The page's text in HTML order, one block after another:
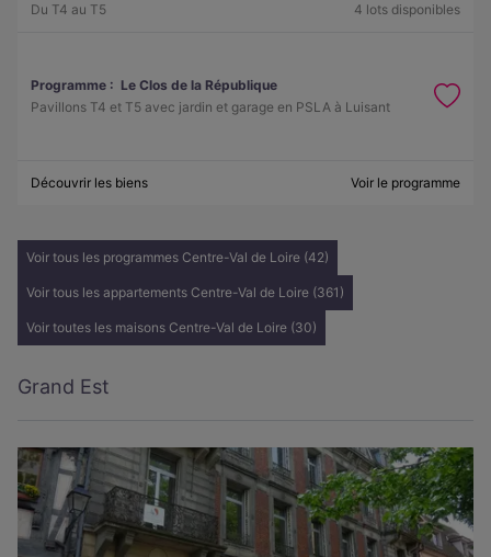
Du T4 au T5
4 lots disponibles
Programme : Le Clos de la République
Pavillons T4 et T5 avec jardin et garage en PSLA à Luisant
Découvrir les biens Voir le programme
Voir tous les programmes Centre-Val de Loire (42)
Voir tous les appartements Centre-Val de Loire (361)
Voir toutes les maisons Centre-Val de Loire (30)
Grand Est